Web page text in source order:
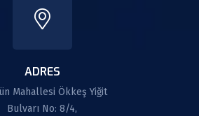
ADRES
Mahallesi Ökkeş Yiğit
Bulvarı No: 8/4,